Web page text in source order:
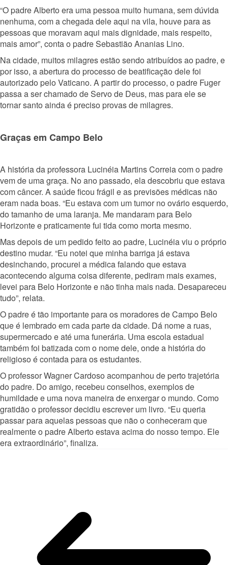
“O padre Alberto era uma pessoa muito humana, sem dúvida
nenhuma, com a chegada dele aqui na vila, houve para as
pessoas que moravam aqui mais dignidade, mais respeito,
mais amor”, conta o padre Sebastião Ananias Lino.
Na cidade, muitos milagres estão sendo atribuídos ao padre, e
por isso, a abertura do processo de beatificação dele foi
autorizado pelo Vaticano. A partir do processo, o padre Fuger
passa a ser chamado de Servo de Deus, mas para ele se
tornar santo ainda é preciso provas de milagres.
Graças em Campo Belo
A história da professora Lucinéia Martins Correia com o padre
vem de uma graça. No ano passado, ela descobriu que estava
com câncer. A saúde ficou frágil e as previsões médicas não
eram nada boas. “Eu estava com um tumor no ovário esquerdo,
do tamanho de uma laranja. Me mandaram para Belo
Horizonte e praticamente fui tida como morta mesmo.
Mas depois de um pedido feito ao padre, Lucinéia viu o próprio
destino mudar. “Eu notei que minha barriga já estava
desinchando, procurei a médica falando que estava
acontecendo alguma coisa diferente, pediram mais exames,
levei para Belo Horizonte e não tinha mais nada. Desapareceu
tudo”, relata.
O padre é tão importante para os moradores de Campo Belo
que é lembrado em cada parte da cidade. Dá nome a ruas,
supermercado e até uma funerária. Uma escola estadual
também foi batizada com o nome dele, onde a história do
religioso é contada para os estudantes.
O professor Wagner Cardoso acompanhou de perto trajetória
do padre. Do amigo, recebeu conselhos, exemplos de
humildade e uma nova maneira de enxergar o mundo. Como
gratidão o professor decidiu escrever um livro. “Eu queria
passar para aquelas pessoas que não o conheceram que
realmente o padre Alberto estava acima do nosso tempo. Ele
era extraordinário”, finaliza.